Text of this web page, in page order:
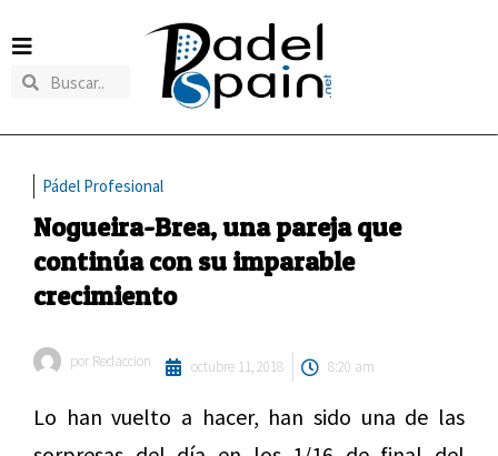
Pádel Profesional
Nogueira-Brea, una pareja que
continúa con su imparable
crecimiento
por Redaccion octubre 11, 2018 8:20 am
Lo han vuelto a hacer, han sido una de las